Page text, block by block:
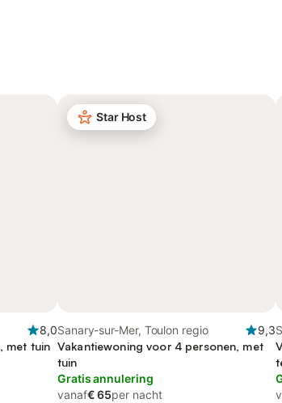
8,0
met tuin
Star Host
Sanary-sur-Mer, Toulon regio
9,3
Vakantiewoning voor 4 personen, met
tuin
Gratis annulering
vanaf€ 65per nacht